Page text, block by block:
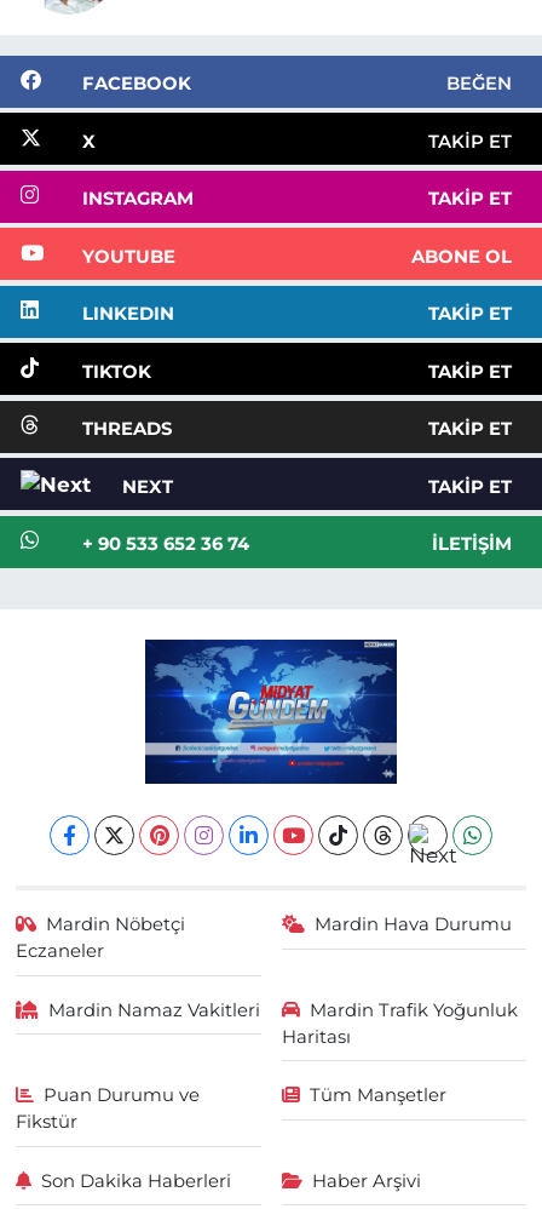
FACEBOOK BEĞEN
X TAKIP ET
INSTAGRAM TAKIP ET
YOUTUBE ABONE OL
LINKEDIN TAKIP ET
TIKTOK TAKIP ET
THREADS TAKIP ET
NEXT TAKIP ET
+ 90 533 652 36 74 İLETIŞIM
Mardin Nöbetçi
Eczaneler
Mardin Hava Durumu
Mardin Namaz Vakitleri
Mardin Trafik Yoğunluk
Haritası
Puan Durumu ve
Fikstür
Tüm Manşetler
Son Dakika Haberleri Haber Arşivi